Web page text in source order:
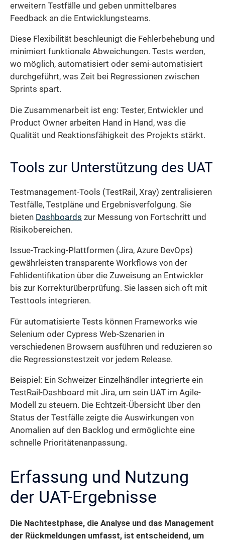
erweitern Testfälle und geben unmittelbares
Feedback an die Entwicklungsteams.
Diese Flexibilität beschleunigt die Fehlerbehebung und
minimiert funktionale Abweichungen. Tests werden,
wo möglich, automatisiert oder semi-automatisiert
durchgeführt, was Zeit bei Regressionen zwischen
Sprints spart.
Die Zusammenarbeit ist eng: Tester, Entwickler und
Product Owner arbeiten Hand in Hand, was die
Qualität und Reaktionsfähigkeit des Projekts stärkt.
Tools zur Unterstützung des UAT
Testmanagement-Tools (TestRail, Xray) zentralisieren
Testfälle, Testpläne und Ergebnisverfolgung. Sie
bieten Dashboards zur Messung von Fortschritt und
Risikobereichen.
Issue-Tracking-Plattformen (Jira, Azure DevOps)
gewährleisten transparente Workflows von der
Fehlidentifikation über die Zuweisung an Entwickler
bis zur Korrekturüberprüfung. Sie lassen sich oft mit
Testtools integrieren.
Für automatisierte Tests können Frameworks wie
Selenium oder Cypress Web-Szenarien in
verschiedenen Browsern ausführen und reduzieren so
die Regressionstestzeit vor jedem Release.
Beispiel: Ein Schweizer Einzelhändler integrierte ein
TestRail-Dashboard mit Jira, um sein UAT im Agile-
Modell zu steuern. Die Echtzeit-Übersicht über den
Status der Testfälle zeigte die Auswirkungen von
Anomalien auf den Backlog und ermöglichte eine
schnelle Prioritätenanpassung.
Erfassung und Nutzung
der UAT-Ergebnisse
Die Nachtestphase, die Analyse und das Management
der Rückmeldungen umfasst, ist entscheidend, um